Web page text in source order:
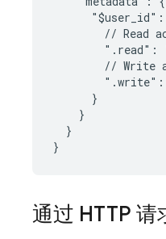
"$user_id":
// Read
".read":
// Write
      }
    }
  }
通过 HTTP